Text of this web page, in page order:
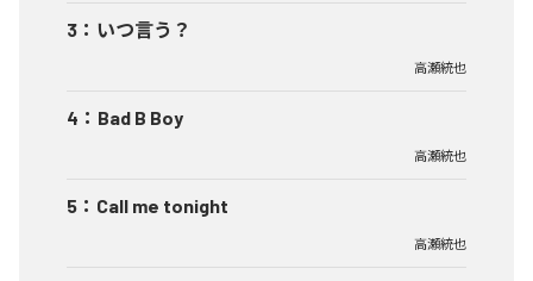
3 ： いつ言う？
高瀬統也
4 ： Bad B Boy
高瀬統也
5 ： Call me tonight
高瀬統也